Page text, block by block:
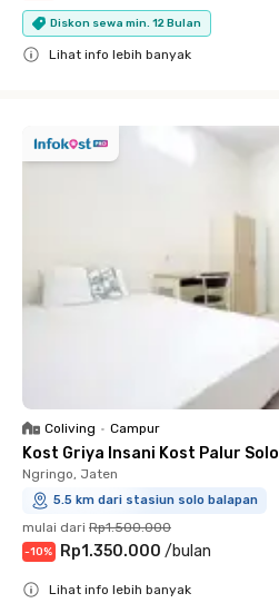
Diskon sewa min. 12 Bulan
Lihat info lebih banyak
Coliving • Campur
Kost Griya Insani Kost Palur Solo
Ngringo, Jaten
5.5 km dari stasiun solo balapan
mulai dari Rp1.500.000
-10% Rp1.350.000 /bulan
Lihat info lebih banyak